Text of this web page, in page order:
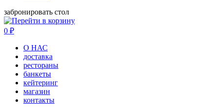
забронировать стол
0 ₽
О НАС
доставка
рестораны
банкеты
кейтеринг
магазин
контакты